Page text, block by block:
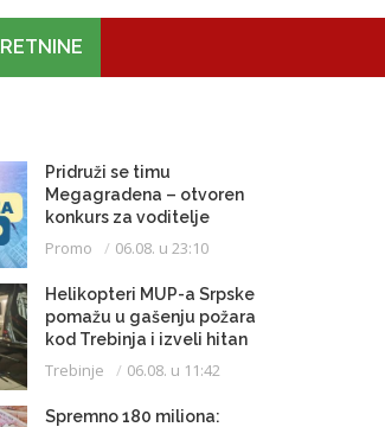
Pridruži se timu
Megagradena – otvoren
konkurs za voditelje
gradilišta
Promo 06.08. u 23:10
Helikopteri MUP-a Srpske
pomažu u gašenju požara
kod Trebinja i izveli hitan
medicinski let do
Beograda
Trebinje 06.08. u 11:42
Spremno 180 miliona: